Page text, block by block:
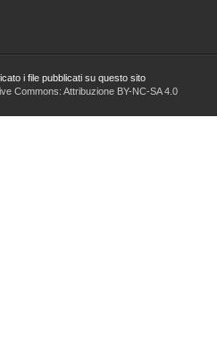
i file pubblicati su questo sito
Commons: Attribuzione BY-NC-SA 4.0